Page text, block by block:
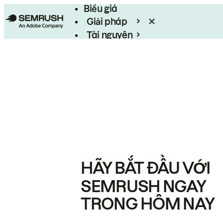
Biểu giá
Giải pháp
Tài nguyên
HÃY BẮT ĐẦU VỚI
SEMRUSH NGAY
TRONG HÔM NAY